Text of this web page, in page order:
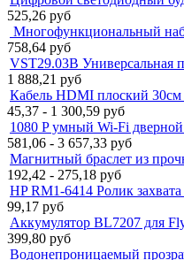
525,26 руб
Многофункциональный
758,64 руб
VST29.03B Универсальная
1 888,21 руб
Кабель HDMI плоский
45,37 - 1 300,59 руб
1080 P умный Wi-Fi
581,06 - 3 657,33 руб
Магнитный браслет из
192,42 - 275,18 руб
HP RM1-6414 Ролик
99,17 руб
Аккумулятор BL7207 для
399,80 руб
Водонепроницаемый